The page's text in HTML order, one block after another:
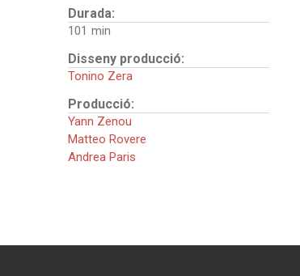
Durada:
101
Disseny producció:
Tonino Zera
Producció:
Yann Zenou
Matteo Rovere
Andrea Paris